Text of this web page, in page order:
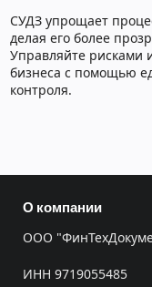
СУДЗ упрощает
делая его более
Управляйте рисками
бизнеса с помощью
контроля.
О компании
ООО
ИНН 9719055485